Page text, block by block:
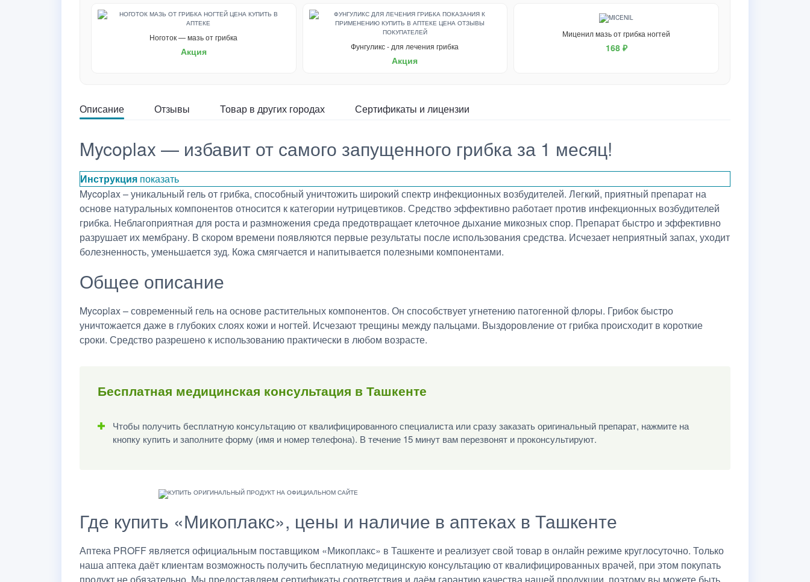
Ноготок — мазь от грибка
Акция Фунгуликс - для лечения грибка
Акция
Миценил мазь от грибка ногтей
168 ₽
Описание Отзывы Товар в других городах Сертификаты и лицензии
Mycoplax — избавит от самого запущенного грибка за 1 месяц!
Инструкция показать
Mycoplax – уникальный гель от грибка, способный уничтожить широкий спектр инфекционных возбудителей. Легкий, приятный препарат на
основе натуральных компонентов относится к категории нутрицевтиков. Средство эффективно работает против инфекционных возбудителей
грибка. Неблагоприятная для роста и размножения среда предотвращает клеточное дыхание микозных спор. Препарат быстро и эффективно
разрушает их мембрану. В скором времени появляются первые результаты после использования средства. Исчезает неприятный запах, уходит
болезненность, уменьшается зуд. Кожа смягчается и напитывается полезными компонентами.
Общее описание
Mycoplax – современный гель на основе растительных компонентов. Он способствует угнетению патогенной флоры. Грибок быстро
уничтожается даже в глубоких слоях кожи и ногтей. Исчезают трещины между пальцами. Выздоровление от грибка происходит в короткие
сроки. Средство разрешено к использованию практически в любом возрасте.
Бесплатная медицинская консультация в Ташкенте
Чтобы получить бесплатную консультацию от квалифицированного специалиста или сразу заказать оригинальный препарат, нажмите на
кнопку купить и заполните форму (имя и номер телефона). В течение 15 минут вам перезвонят и проконсультируют.
Где купить «Микоплакс», цены и наличие в аптеках в Ташкенте
Аптека PROFF является официальным поставщиком «Микоплакс» в Ташкенте и реализует свой товар в онлайн режиме круглосуточно. Только
наша аптека даёт клиентам возможность получить бесплатную медицинскую консультацию от квалифицированных врачей, при этом покупать
продукт не обязательно. Мы предоставляем сертификаты соответствия и даём гарантию качества нашей продукции, поэтому вы можете быть